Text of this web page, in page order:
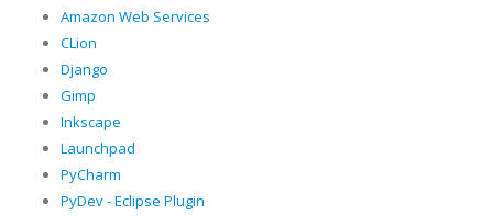
Amazon Web Services
CLion
Django
Gimp
Inkscape
Launchpad
PyCharm
PyDev - Eclipse Plugin